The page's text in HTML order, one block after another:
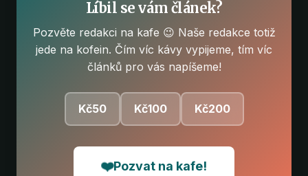
Líbil se vám článek?
Pozvěte redakci na kafe 😉 Naše redakce totiž
jede na kofein. Čím víc kávy vypijeme, tím víc
článků pro vás napíšeme!
Kč50 Kč100 Kč200
❤️Pozvat na kafe!